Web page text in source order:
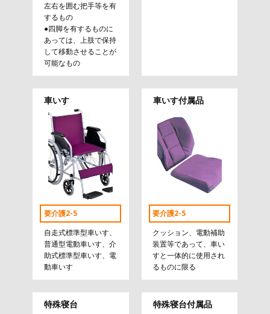
左右を囲む把手等を有
するもの
●四脚を有するものに
あっては、上肢で保持
して移動させることが
可能なもの
車いす
要介護2-5
自走式標準型車いす、
普通型電動車いす、介
助式標準型車いす、電
動車いす
車いす付属品
要介護2-5
クッション、電動補助
装置等であって、車い
すと一体的に使用され
るものに限る
特殊寝台 特殊寝台付属品